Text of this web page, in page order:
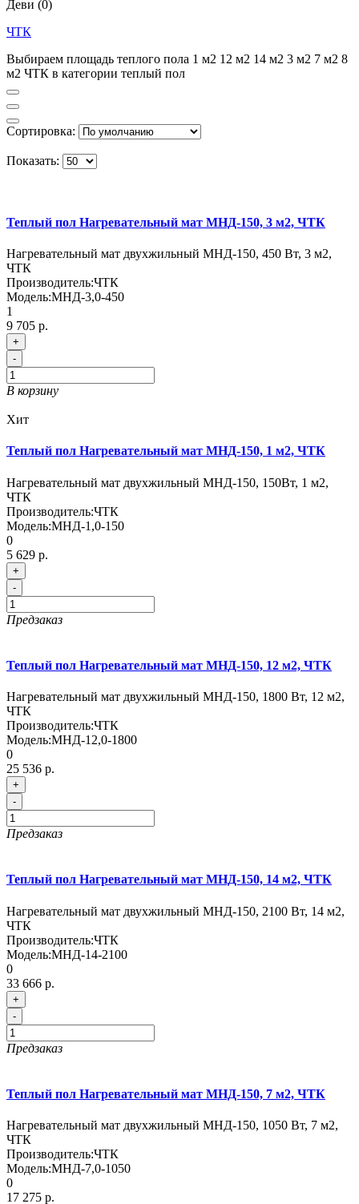
Деви (0)
ЧТК
Выбираем площадь теплого пола 1 м2 12 м2 14 м2 3 м2 7 м2 8
м2 ЧТК в категории теплый пол
Сортировка:
Показать:
Теплый пол Нагревательный мат МНД-150, 3 м2, ЧТК
Нагревательный мат двухжильный МНД-150, 450 Вт, 3 м2,
ЧТК
Производитель:ЧТК
Модель:МНД-3,0-450
1
9 705 р.
+
-
В корзину
Хит
Теплый пол Нагревательный мат МНД-150, 1 м2, ЧТК
Нагревательный мат двухжильный МНД-150, 150Вт, 1 м2,
ЧТК
Производитель:ЧТК
Модель:МНД-1,0-150
0
5 629 р.
+
-
Предзаказ
Теплый пол Нагревательный мат МНД-150, 12 м2, ЧТК
Нагревательный мат двухжильный МНД-150, 1800 Вт, 12 м2,
ЧТК
Производитель:ЧТК
Модель:МНД-12,0-1800
0
25 536 р.
+
-
Предзаказ
Теплый пол Нагревательный мат МНД-150, 14 м2, ЧТК
Нагревательный мат двухжильный МНД-150, 2100 Вт, 14 м2,
ЧТК
Производитель:ЧТК
Модель:МНД-14-2100
0
33 666 р.
+
-
Предзаказ
Теплый пол Нагревательный мат МНД-150, 7 м2, ЧТК
Нагревательный мат двухжильный МНД-150, 1050 Вт, 7 м2,
ЧТК
Производитель:ЧТК
Модель:МНД-7,0-1050
0
17 275 р.